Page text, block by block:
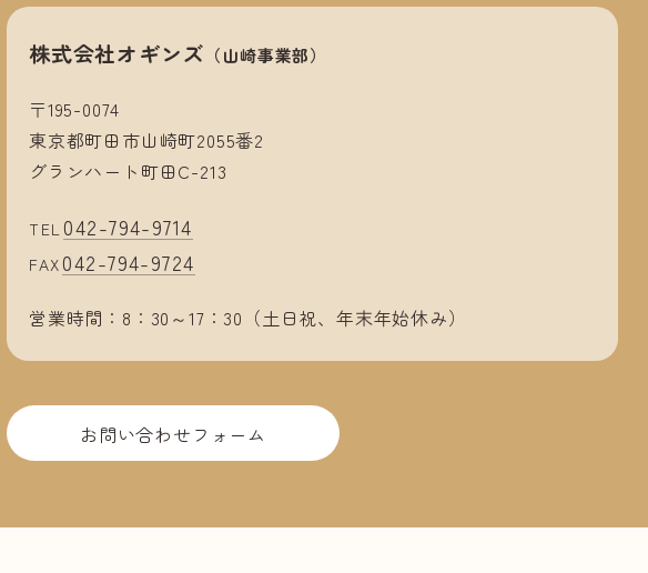
株式会社オギンズ （山崎事業部）
〒195-0074
東京都町田市山崎町2055番2
グランハート町田C-213
TEL042-794-9714
FAX042-794-9724
営業時間：8：30～17：30（土日祝、年末年始休み）
お問い合わせフォーム